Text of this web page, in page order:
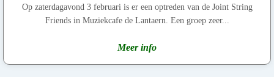
Op zaterdagavond 3 februari is er een optreden van de Joint String
Friends in Muziekcafe de Lantaern. Een groep zeer...
Meer info